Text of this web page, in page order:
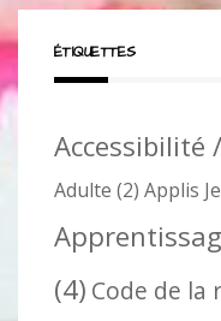
ÉTIQUETTES
Accessibilité
Adulte (2) Applis
(4) Code de la